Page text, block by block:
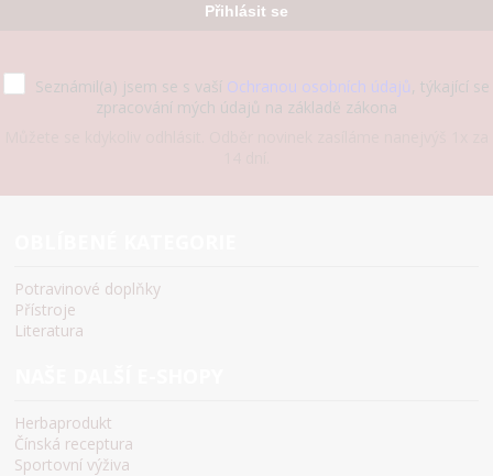
Přihlásit se
Seznámil(a) jsem se s vaší Ochranou osobních údajů, týkající se
zpracování mých údajů na základě zákona
Potravinové doplňky
Přístroje
Literatura
Herbaprodukt
Čínská receptura
Sportovní výživa